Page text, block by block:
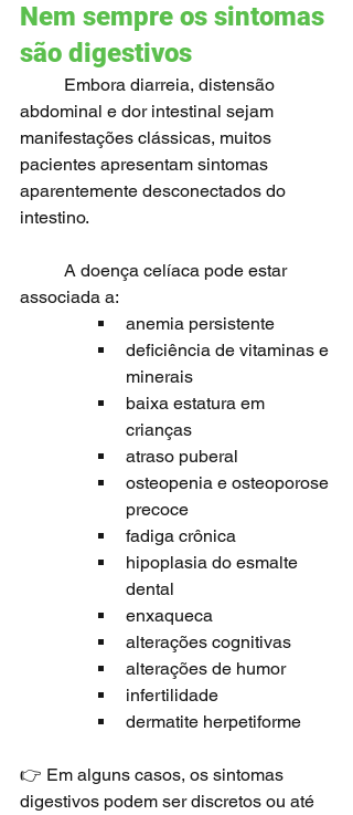
Nem sempre os sintomas
são digestivos
abdominal e dor intestinal sejam
manifestações clássicas, muitos
pacientes apresentam sintomas
aparentemente desconectados do
intestino.
associada a:
anemia persistente
deficiência de vitaminas e
minerais
baixa estatura em
crianças
atraso puberal
osteopenia e osteoporose
precoce
fadiga crônica
hipoplasia do esmalte
dental
enxaqueca
alterações cognitivas
alterações de humor
infertilidade
dermatite herpetiforme
👉 Em alguns casos, os sintomas
digestivos podem ser discretos ou até